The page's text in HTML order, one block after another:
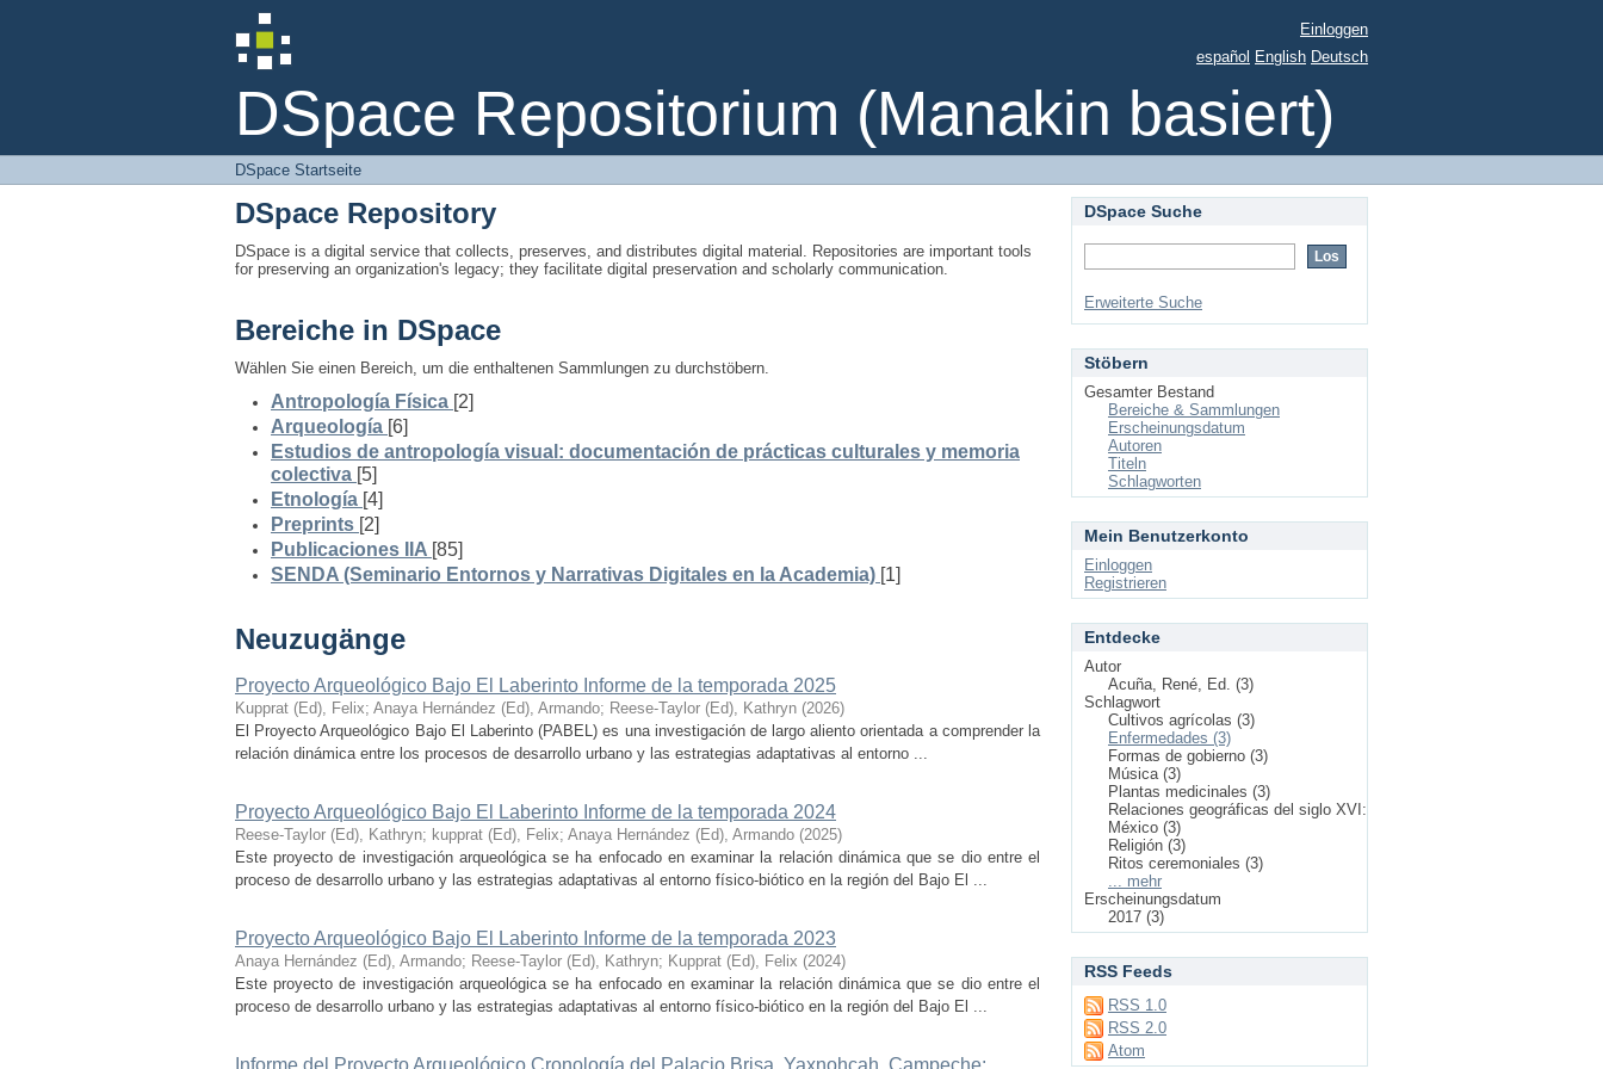
DSpace Repositorium (Manakin basiert)
DSpace Startseite
Einloggen
español English Deutsch
DSpace Startseite
DSpace Repository
DSpace is a digital service that collects, preserves, and distributes digital material. Repositories are important tools
for preserving an organization's legacy; they facilitate digital preservation and scholarly communication.
Bereiche in DSpace
Wählen Sie einen Bereich, um die enthaltenen Sammlungen zu durchstöbern.
Antropología Física [2]
Arqueología [6]
Estudios de antropología visual: documentación de prácticas culturales y memoria
colectiva [5]
Etnología [4]
Preprints [2]
Publicaciones IIA [85]
SENDA (Seminario Entornos y Narrativas Digitales en la Academia) [1]
Neuzugänge
Proyecto Arqueológico Bajo El Laberinto Informe de la temporada 2025
Kupprat (Ed), Felix; Anaya Hernández (Ed), Armando; Reese-Taylor (Ed), Kathryn (2026)
El Proyecto Arqueológico Bajo El Laberinto (PABEL) es una investigación de largo aliento orientada a comprender la
relación dinámica entre los procesos de desarrollo urbano y las estrategias adaptativas al entorno ...
Proyecto Arqueológico Bajo El Laberinto Informe de la temporada 2024
Reese-Taylor (Ed), Kathryn; kupprat (Ed), Felix; Anaya Hernández (Ed), Armando (2025)
Este proyecto de investigación arqueológica se ha enfocado en examinar la relación dinámica que se dio entre el
proceso de desarrollo urbano y las estrategias adaptativas al entorno físico-biótico en la región del Bajo El ...
Proyecto Arqueológico Bajo El Laberinto Informe de la temporada 2023
Anaya Hernández (Ed), Armando; Reese-Taylor (Ed), Kathryn; Kupprat (Ed), Felix (2024)
Este proyecto de investigación arqueológica se ha enfocado en examinar la relación dinámica que se dio entre el
proceso de desarrollo urbano y las estrategias adaptativas al entorno físico-biótico en la región del Bajo El ...
Informe del Proyecto Arqueológico Cronología del Palacio Brisa, Yaxnohcah, Campeche:
DSpace Suche
Erweiterte Suche
Stöbern
Gesamter Bestand
Bereiche & Sammlungen
Erscheinungsdatum
Autoren
Titeln
Schlagworten
Mein Benutzerkonto
Einloggen
Registrieren
Entdecke
Autor
Acuña, René, Ed. (3)
Schlagwort
Cultivos agrícolas (3)
Enfermedades (3)
Formas de gobierno (3)
Música (3)
Plantas medicinales (3)
Relaciones geográficas del siglo XVI:
México (3)
Religión (3)
Ritos ceremoniales (3)
... mehr
Erscheinungsdatum
2017 (3)
RSS Feeds
RSS 1.0
RSS 2.0
Atom